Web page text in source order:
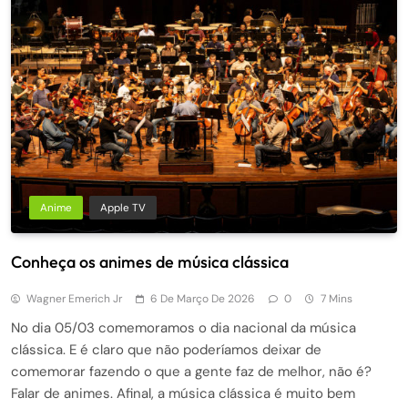
Anime Apple TV
Conheça os animes de música clássica
Wagner Emerich Jr 6 De Março De 2026 0 7 Mins
No dia 05/03 comemoramos o dia nacional da música
clássica. E é claro que não poderíamos deixar de
comemorar fazendo o que a gente faz de melhor, não é?
Falar de animes. Afinal, a música clássica é muito bem